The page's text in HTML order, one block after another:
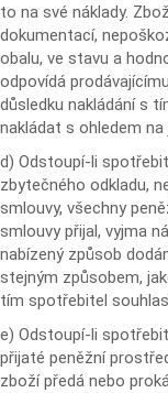
to na své náklady.
dokumentací,
obalu, ve stavu a
odpovídá
důsledku nakládání s
nakládat s ohledem
d) Odstoupí-li
zbytečného odkladu,
smlouvy, všechny
smlouvy přijal, vyjma
nabízený způsob
stejným způsobem,
tím spotřebitel
e) Odstoupí-li
přijaté peněžní
zboží předá nebo